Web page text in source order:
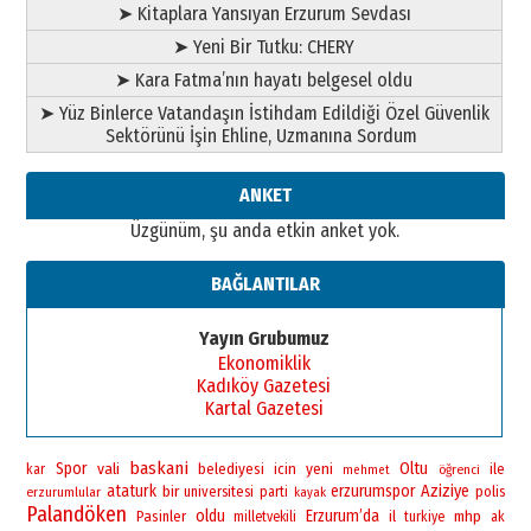
➤ Kitaplara Yansıyan Erzurum Sevdası
➤ Yeni Bir Tutku: CHERY
➤ Kara Fatma’nın hayatı belgesel oldu
➤ Yüz Binlerce Vatandaşın İstihdam Edildiği Özel Güvenlik
Sektörünü İşin Ehline, Uzmanına Sordum
ANKET
Üzgünüm, şu anda etkin anket yok.
BAĞLANTILAR
Yayın Grubumuz
Ekonomiklik
Kadıköy Gazetesi
Kartal Gazetesi
kar Spor vali baskani belediyesi icin yeni mehmet Oltu öğrenci ile
erzurumlular ataturk bir universitesi parti kayak erzurumspor Aziziye polis
Palandöken Pasinler oldu milletvekili Erzurum’da il turkiye mhp ak